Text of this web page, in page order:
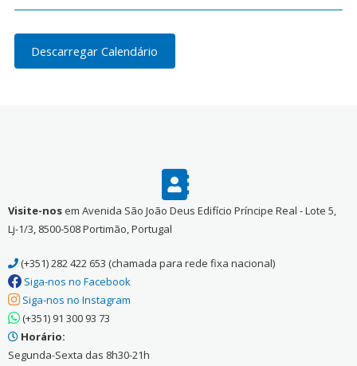
Descarregar Calendário
Visite-nosem Avenida São João Deus Edifício Príncipe Real - Lote 5,
Lj-1/3, 8500-508 Portimão, Portugal
(+351) 282 422 653 (chamada para rede fixa nacional)
Siga-nos no Facebook
Siga-nos no Instagram
(+351) 91 300 93 73
Horário:
Segunda-Sexta das 8h30-21h